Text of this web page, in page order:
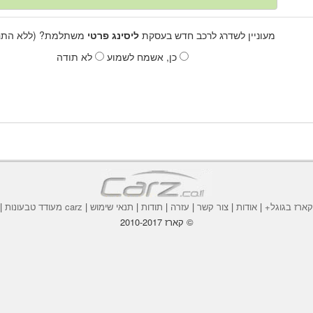
מעוניין לשדרג לרכב חדש בעסקתליסינג פרטי משתלמת? (ללא
כן, אשמח לשמוע
לא תודה
קארז בגוגל+ | אודות | צור קשר | עזרה | תודות | תנאי שימוש | carz מעודד טבעונות |
© קארז 2010-2017